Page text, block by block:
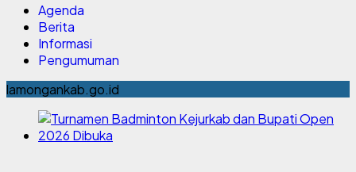
Agenda
Berita
Informasi
Pengumuman
lamongankab.go.id